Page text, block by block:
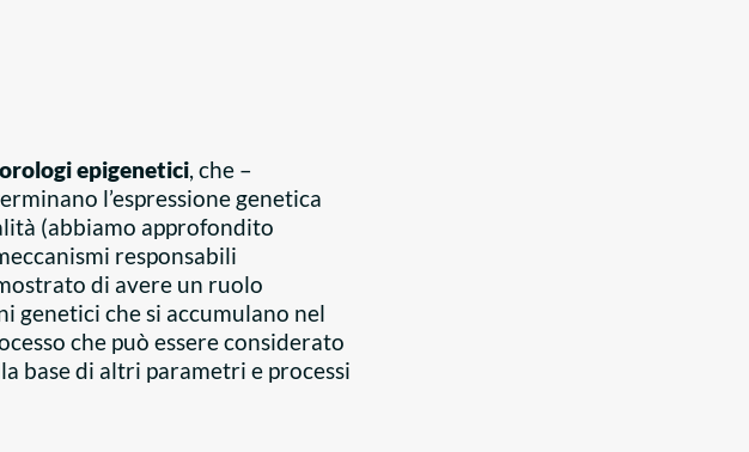
orologi epigenetici, che –
l’espressione genetica
(abbiamo approfondito
responsabili
di avere un ruolo
genetici che si accumulano nel
che può essere considerato
base di altri parametri e processi